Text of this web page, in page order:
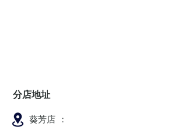
分店地址
葵芳店 ：